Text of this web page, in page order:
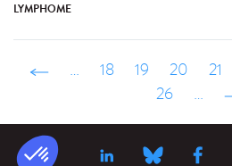
LYMPHOME
‹ précédent
… 18 19 20 21
26
…